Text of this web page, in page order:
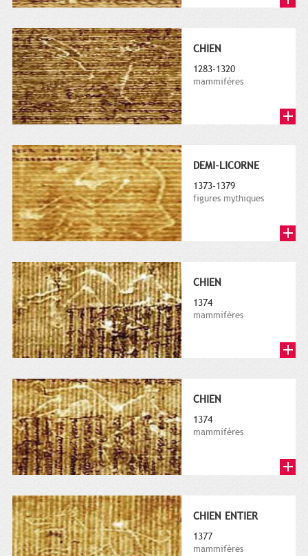
CHIEN
1283-1320
mammifères
DEMI-LICORNE
1373-1379
figures mythiques
CHIEN
1374
mammifères
CHIEN
1374
mammifères
CHIEN ENTIER
1377
mammifères